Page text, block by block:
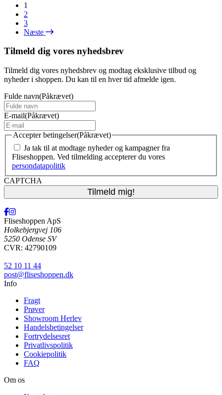
1
2
3
Næste
Tilmeld dig vores nyhedsbrev
Tilmeld dig vores nyhedsbrev og modtag eksklusive tilbud og
nyheder i shoppen. Du kan til en hver tid afmelde igen.
Fulde navn(Påkrævet)
E-mail(Påkrævet)
Accepter betingelser(Påkrævet)
Ja tak til at modtage nyheder og kampagner fra
Fliseshoppen. Ved tilmelding accepterer du vores
persondatapolitik
CAPTCHA
Fliseshoppen ApS
Holkebjergvej 106
5250 Odense SV
CVR: 42790109
52 10 11 44
post@fliseshoppen.dk
Info
Fragt
Prøver
Showroom Herlev
Handelsbetingelser
Fortrydelsesret
Privatlivspolitik
Cookiepolitik
FAQ
Om os